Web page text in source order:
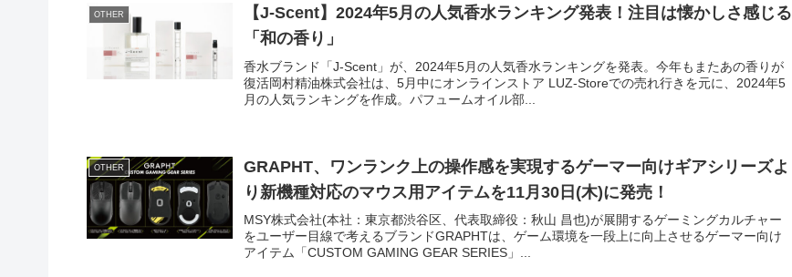
OTHER
【J-Scent】2024年5月の人気香水ランキング発表！注目は懐かしさ感じる
「和の香り」
香水ブランド「J-Scent」が、2024年5月の人気香水ランキングを発表。今年もまたあの香りが
復活岡村精油株式会社は、5月中にオンラインストア LUZ-Storeでの売れ行きを元に、2024年5
月の人気ランキングを作成。パフュームオイル部...
OTHER
GRAPHT、ワンランク上の操作感を実現するゲーマー向けギアシリーズよ
り新機種対応のマウス用アイテムを11月30日(木)に発売！
MSY株式会社(本社：東京都渋谷区、代表取締役：秋山 昌也)が展開するゲーミングカルチャー
をユーザー目線で考えるブランドGRAPHTは、ゲーム環境を一段上に向上させるゲーマー向け
アイテム「CUSTOM GAMING GEAR SERIES」...